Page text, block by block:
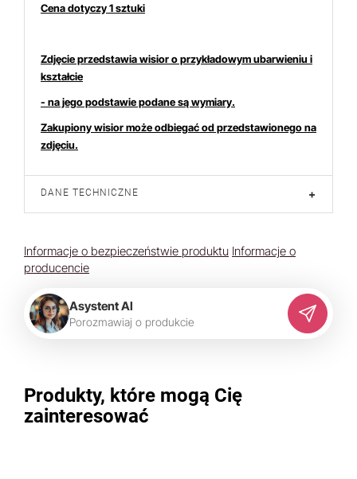
Cena dotyczy 1 sztuki
Zdjęcie przedstawia wisior o przykładowym ubarwieniu i
kształcie
- na jego podstawie podane są wymiary.
Zakupiony wisior może odbiegać od przedstawionego na
zdjęciu.
DANE TECHNICZNE +
Informacje o bezpieczeństwie produktu Informacje o
producencie
Asystent AI
Porozmawiaj o produkcie
Produkty, które mogą Cię
zainteresować